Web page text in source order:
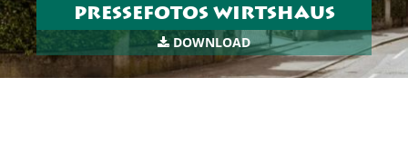
PRESSEFOTOS WIRTSHAUS
DOWNLOAD